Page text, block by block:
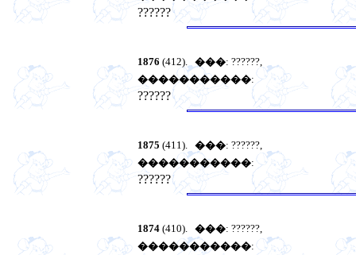
??????
1876 (412). ���: ??????,
�����������:
??????
1875 (411). ���: ??????,
�����������:
??????
1874 (410). ���: ??????,
�����������: